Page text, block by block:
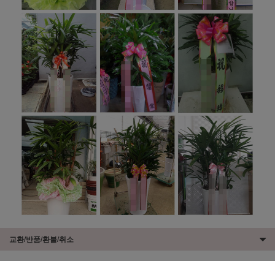
교환/반품/환불/취소